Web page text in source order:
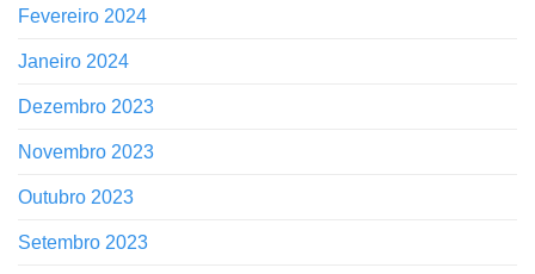
Fevereiro 2024
Janeiro 2024
Dezembro 2023
Novembro 2023
Outubro 2023
Setembro 2023